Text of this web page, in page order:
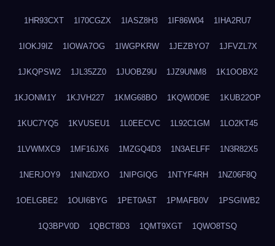
1HR93CXT 1I70CGZX 1IASZ8H3 1IF86W04 1IHA2RU7
1IOKJ9IZ 1IOWA7OG 1IWGPKRW 1JEZBYO7 1JFVZL7X
1JKQPSW2 1JL35ZZ0 1JUOBZ9U 1JZ9UNM8 1K1OOBX2
1KJONM1Y 1KJVH227 1KMG68BO 1KQW0D9E 1KUB22OP
1KUC7YQ5 1KVUSEU1 1L0EECVC 1L92C1GM 1LO2KT45
1LVWMXC9 1MF16JX6 1MZGQ4D3 1N3AELFF 1N3R82X5
1NERJOY9 1NIN2DXO 1NIPGIQG 1NTYF4RH 1NZ06F8Q
1OELGBE2 1OUI6BYG 1PET0A5T 1PMAFB0V 1PSGIWB2
1Q3BPV0D 1QBCT8D3 1QMT9XGT 1QWO8TSQ